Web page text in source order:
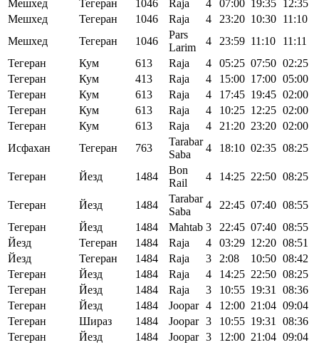
Мешхед
Тегеран 1046 Raja 4 07:00 19:35 12:35
Мешхед
Тегеран 1046 Raja 4 23:20 10:30 11:10
Мешхед
Тегеран 1046
Pars
Larim
4 23:59 11:10
11:11
Тегеран
Кум 613 Raja 4 05:25 07:50 02:25
Тегеран
Кум 413 Raja 4 15:00 17:00 05:00
Тегеран
Кум 613 Raja 4 17:45 19:45 02:00
Тегеран
Кум 613 Raja 4 10:25 12:25 02:00
Тегеран
Кум 613 Raja 4 21:20 23:20 02:00
Исфахан
Тегеран 763
Tarabar
Saba
4 18:10 02:35 08:25
Тегеран Йезд 1484
Bon
Rail
4 14:25 22:50 08:25
Тегеран Йезд 1484
Tarabar
Saba
4 22:45 07:40 08:55
Тегеран
Йезд 1484 Mahtab 3 22:45 07:40 08:55
Йезд
Тегеран 1484 Raja 4 03:29 12:20 08:51
Йезд
Тегеран 1484 Raja 3 2:08 10:50 08:42
Тегеран
Йезд 1484 Raja 4 14:25 22:50 08:25
Тегеран
Йезд 1484 Raja 3 10:55 19:31
08:36
Тегеран
Йезд 1484 Joopar 4 12:00 21:04 09:04
Тегеран
Шираз 1484 Joopar 3 10:55 19:31
08:36
Тегеран
Йезд 1484 Joopar 3 12:00 21:04 09:04